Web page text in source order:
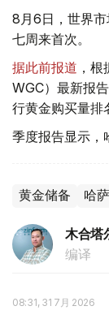
8月6日，世界
七周来首次。
据此前报道 ，
WGC）最新报
行黄金购买量排
季度报告显示，
黄金储备 哈
木合塔
编译
08:31, 31 7月 2026